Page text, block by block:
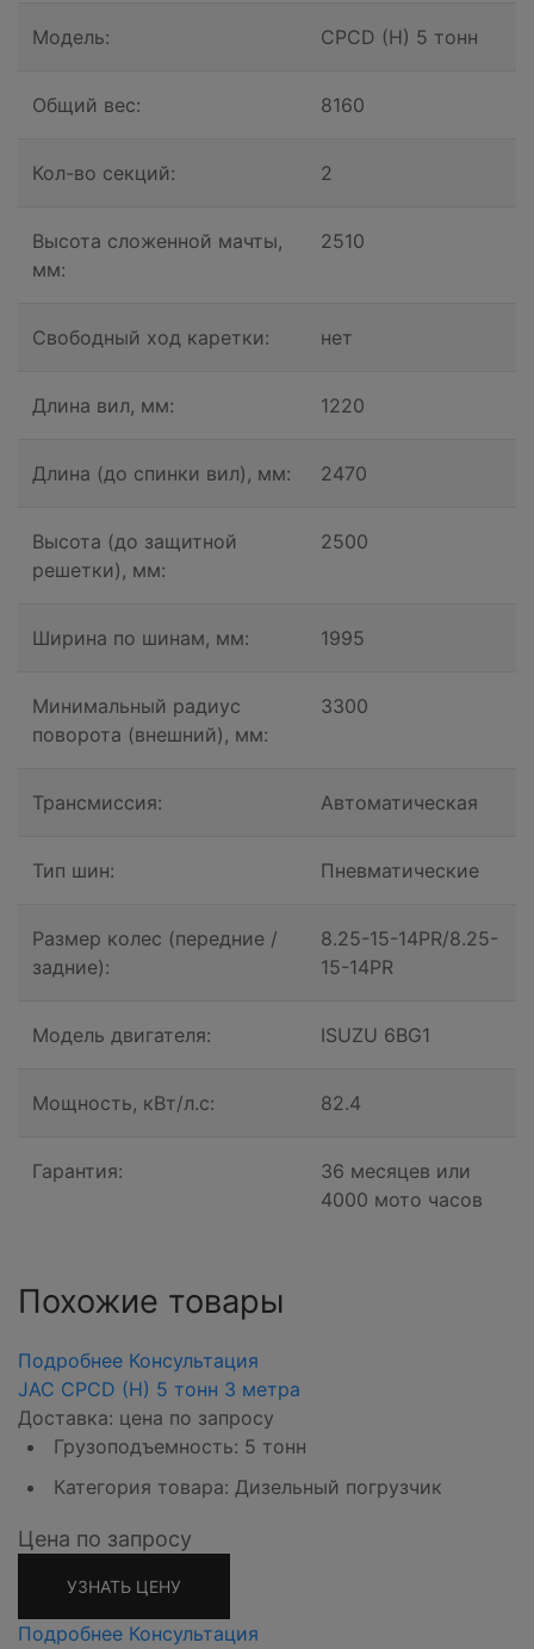
Модель: CPCD (H) 5 тонн
Общий вес: 8160
Кол-во секций: 2
Высота сложенной мачты,
мм:
2510
Свободный ход каретки: нет
Длина вил, мм: 1220
Длина (до спинки вил), мм: 2470
Высота (до защитной
решетки), мм:
2500
Ширина по шинам, мм: 1995
Минимальный радиус
поворота (внешний), мм:
3300
Трансмиссия: Автоматическая
Тип шин: Пневматические
Размер колес (передние /
задние):
8.25-15-14PR/8.25-
15-14PR
Модель двигателя: ISUZU 6BG1
Мощность, кВт/л.с: 82.4
Гарантия:
36 месяцев или
4000 мото часов
Похожие товары
Подробнее Консультация
JAC CPCD (H) 5 тонн 3 метра
Доставка: цена по запросу
Грузоподъемность: 5 тонн
Категория товара: Дизельный погрузчик
Цена по запросу
УЗНАТЬ ЦЕНУ
Подробнее Консультация